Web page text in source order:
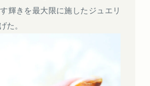
輝きを最大限に施したジュエリ
た。